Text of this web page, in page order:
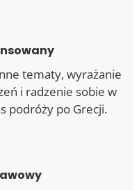
tematy, wyrażanie
i radzenie sobie w
podróży po Grecji.